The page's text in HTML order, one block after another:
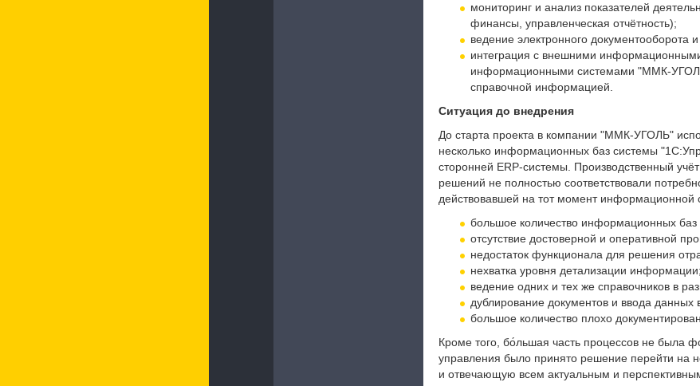
мониторинг и анализ показателей
финансы, управленческая отчётность);
ведение электронного документооборота
интеграция с внешними
информационными системами "ММК-
справочной информацией.
Ситуация до внедрения
До старта проекта в компании "ММК-УГОЛЬ"
несколько информационных баз системы
сторонней ERP-системы. Производственный
решений не полностью соответствовали
действовавшей на тот момент информационной
большое количество информационных
отсутствие достоверной и оперативной
недостаток функционала для решения
нехватка уровня детализации информации;
ведение одних и тех же справочников в
дублирование документов и ввода данных
большое количество плохо
Кроме того, бо́льшая часть процессов не была
управления было принято решение перейти на
и отвечающую всем актуальным и